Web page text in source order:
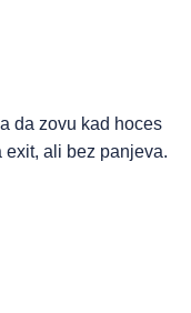
da zovu kad hoces
exit, ali bez panjeva.